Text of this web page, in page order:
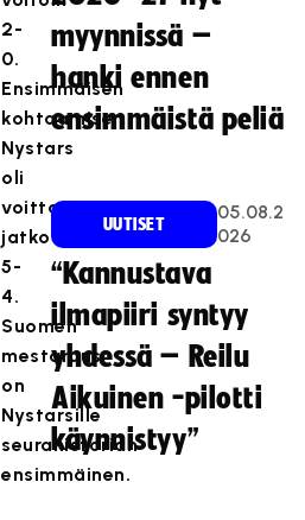
2-
0.
Ensimmäisen
kohtaamisen
Nystars
oli
voittanut
jatkoajalla
5-
4.
Suomen
mestaruus
on
Nystarsille
seurahistorian
ensimmäinen.
myynnissä –
hanki ennen
ensimmäistä peliä
UUTISET
05.08.2
026
“Kannustava
ilmapiiri syntyy
yhdessä – Reilu
Aikuinen -pilotti
käynnistyy”